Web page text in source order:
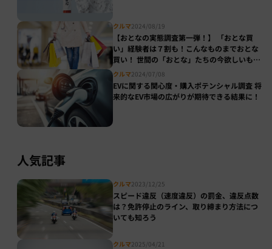
クルマ2024/08/19
【おとなの実態調査第一弾！】 「おとな買
い」経験者は７割も！こんなものまでおとな
買い！ 世間の「おとな」たちの今欲しいも
の、おとな買いしたいもの徹底調査 ～憧れの
人気車種（外車・国産車）ランキングも～
クルマ2024/07/08
EVに関する関心度・購入ポテンシャル調査 将
来的なEV市場の広がりが期待できる結果に！
人気記事
クルマ2023/12/25
スピード違反（速度違反）の罰金、違反点数
は？免許停止のライン、取り締まり方法につ
いても知ろう
クルマ2025/04/21